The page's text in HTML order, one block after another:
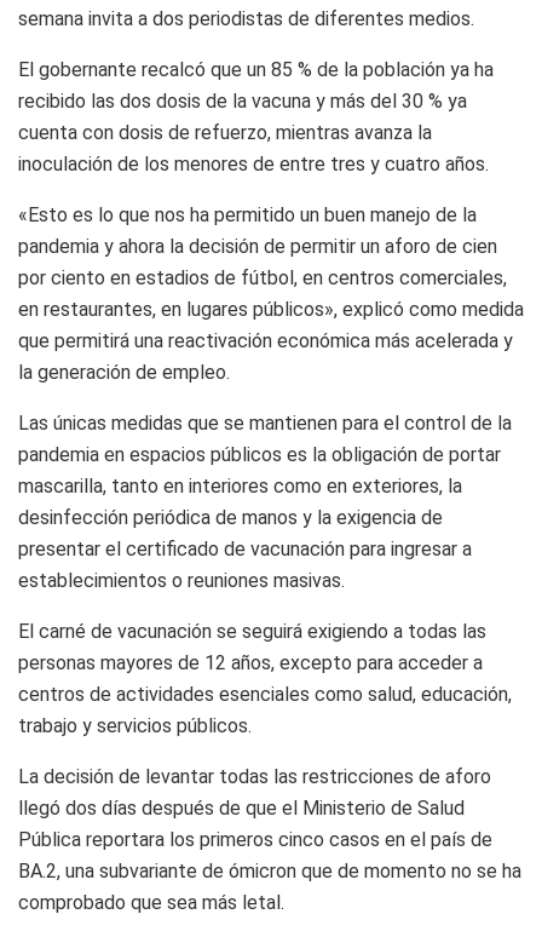
semana invita a dos periodistas de diferentes medios.
El gobernante recalcó que un 85 % de la población ya ha
recibido las dos dosis de la vacuna y más del 30 % ya
cuenta con dosis de refuerzo, mientras avanza la
inoculación de los menores de entre tres y cuatro años.
«Esto es lo que nos ha permitido un buen manejo de la
pandemia y ahora la decisión de permitir un aforo de cien
por ciento en estadios de fútbol, en centros comerciales,
en restaurantes, en lugares públicos», explicó como medida
que permitirá una reactivación económica más acelerada y
la generación de empleo.
Las únicas medidas que se mantienen para el control de la
pandemia en espacios públicos es la obligación de portar
mascarilla, tanto en interiores como en exteriores, la
desinfección periódica de manos y la exigencia de
presentar el certificado de vacunación para ingresar a
establecimientos o reuniones masivas.
El carné de vacunación se seguirá exigiendo a todas las
personas mayores de 12 años, excepto para acceder a
centros de actividades esenciales como salud, educación,
trabajo y servicios públicos.
La decisión de levantar todas las restricciones de aforo
llegó dos días después de que el Ministerio de Salud
Pública reportara los primeros cinco casos en el país de
BA.2, una subvariante de ómicron que de momento no se ha
comprobado que sea más letal.